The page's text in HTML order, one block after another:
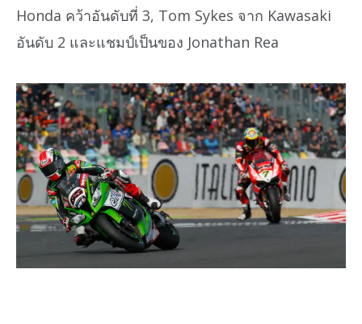
Honda คว้าอันดับที่ 3, Tom Sykes จาก Kawasaki
อันดับ 2 และแชมป์เป็นของ Jonathan Rea